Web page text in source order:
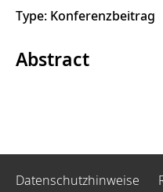
Type: Konferenzbeitrag
Abstract
Datenschutzhinweise